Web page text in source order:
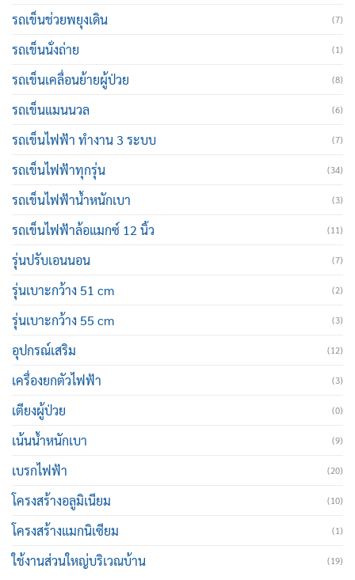
รถเข็นช่วยพยุงเดิน (7)
รถเข็นนั่งถ่าย (1)
รถเข็นเคลื่อนย้ายผู้ป่วย (8)
รถเข็นแมนนวล (6)
รถเข็นไฟฟ้า ทำงาน 3 ระบบ (7)
รถเข็นไฟฟ้าทุกรุ่น (34)
รถเข็นไฟฟ้าน้ำหนักเบา (3)
รถเข็นไฟฟ้าล้อแมกซ์ 12 นิ้ว (11)
รุ่นปรับเอนนอน (7)
รุ่นเบาะกว้าง 51 cm (2)
รุ่นเบาะกว้าง 55 cm (3)
อุปกรณ์เสริม (12)
เครื่องยกตัวไฟฟ้า (3)
เตียงผู้ป่วย (0)
เน้นน้ำหนักเบา (9)
เบรกไฟฟ้า (20)
โครงสร้างอลูมิเนียม (10)
โครงสร้างแมกนิเซียม (1)
ใช้งานส่วนใหญ่บริเวณบ้าน (19)